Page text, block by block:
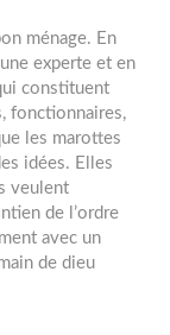
ménage. En
experte et en
constituent
fonctionnaires,
les marottes
idées. Elles
veulent
de l’ordre
avec un
de dieu